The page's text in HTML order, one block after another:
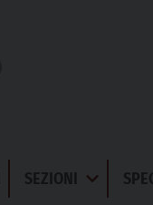
SEZIONI
Apri